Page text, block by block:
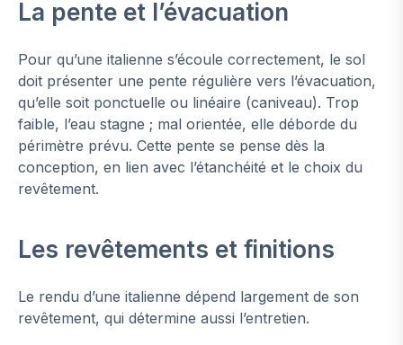
La pente et l’évacuation
Pour qu’une italienne s’écoule correctement, le sol
doit présenter une pente régulière vers l’évacuation,
qu’elle soit ponctuelle ou linéaire (caniveau). Trop
faible, l’eau stagne ; mal orientée, elle déborde du
périmètre prévu. Cette pente se pense dès la
conception, en lien avec l’étanchéité et le choix du
revêtement.
Les revêtements et finitions
Le rendu d’une italienne dépend largement de son
revêtement, qui détermine aussi l’entretien.